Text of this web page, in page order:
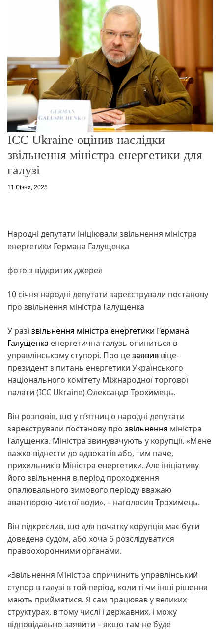
ICC Ukraine оцінив наслідки
звільнення міністра енергетики для
галузі
11 Січня, 2025
Народні депутати ініціювали звільнення міністра
енергетики Германа Галущенка
фото з відкритих джерел
10 січня народні депутати зареєстрували постанову
про звільнення міністра Галущенка
У разі звільнення міністра енергетики Германа
Галущенка енергетична галузь опиниться в
управлінському ступорі. Про цезаявив віце-
президент з питань енергетики Українського
національного комітету Міжнародної торгової
палати (ICC Ukraine) Олександр Трохимець.
Він розповів, що у пʼятницю народні депутати
зареєстрували постанову про звільнення міністра
Галущенка. Міністра звинувачують у корупції. «Мене
важко віднести до адвокатів або, тим паче,
прихильників Міністра енергетики. Але ініціативу
його звільнення в період проходження
опалювального зимового періоду вважаю
авантюрою чистої води», – наголосив Трохимець.
Він підкреслив, що для початку корупція має бути
доведена судом, або хоча б розслідуватися
правоохоронними органами.
«Звільнення Міністра спричинить управлінський
ступор в галузі в той період, коли ті чи інші рішення
мають прийматися. Я сам працював у великих
структурах, в тому числі і державних, і можу
відповідально заявити – якщо там не буде